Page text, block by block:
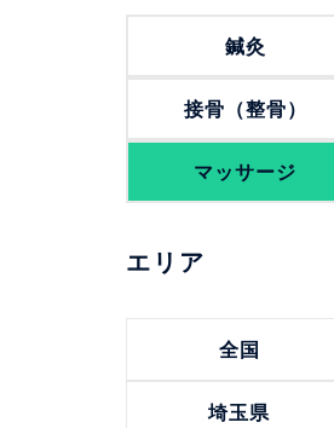
鍼灸
接骨（整骨）
マッサージ
エリア
全国
埼玉県